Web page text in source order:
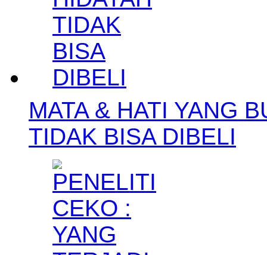
MATA & HATI YANG
TIDAK BISA DIBELI